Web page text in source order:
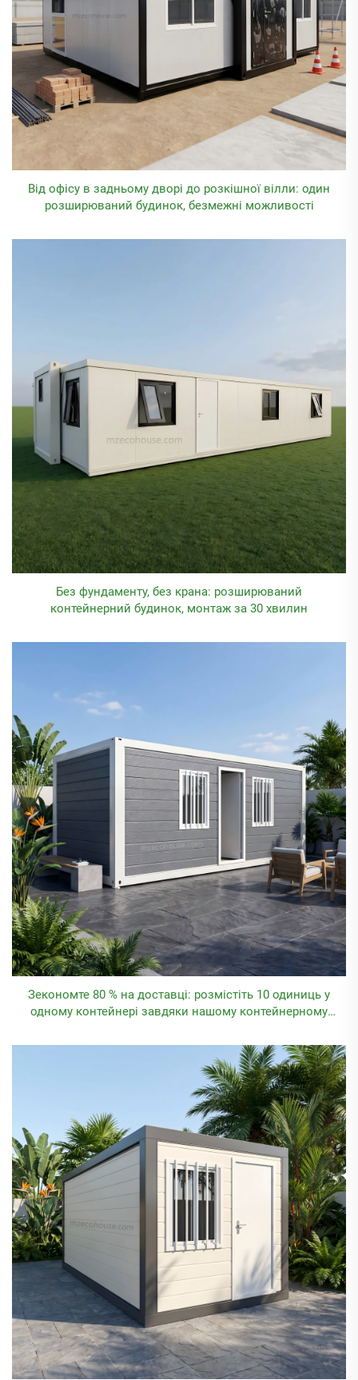
Від офісу в задньому дворі до розкішної вілли: один
розширюваний будинок, безмежні можливості
Без фундаменту, без крана: розширюваний
контейнерний будинок, монтаж за 30 хвилин
Зекономте 80 % на доставці: розмістіть 10 одиниць у
одному контейнері завдяки нашому контейнерному